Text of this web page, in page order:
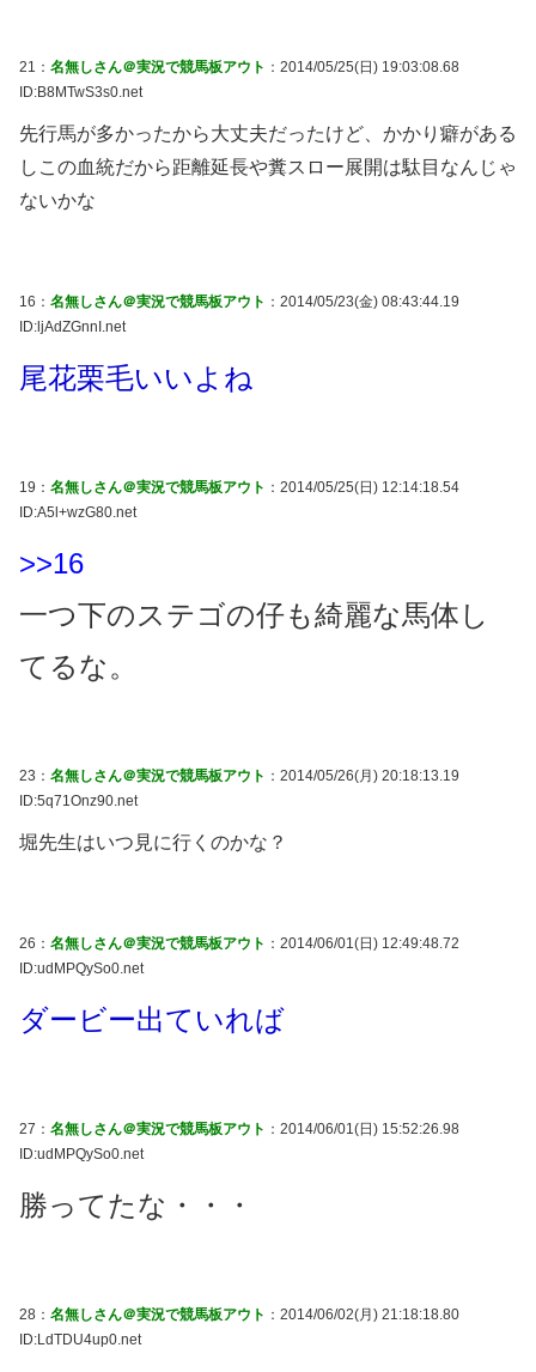
21： 名無しさん＠実況で競馬板アウト ：2014/05/25(日) 19:03:08.68
ID:B8MTwS3s0.net
先行馬が多かったから大丈夫だったけど、かかり癖がある
しこの血統だから距離延長や糞スロー展開は駄目なんじゃ
ないかな
16： 名無しさん＠実況で競馬板アウト ：2014/05/23(金) 08:43:44.19
ID:ljAdZGnnI.net
尾花栗毛いいよね
19： 名無しさん＠実況で競馬板アウト ：2014/05/25(日) 12:14:18.54
ID:A5l+wzG80.net
>>16
一つ下のステゴの仔も綺麗な馬体し
てるな。
23： 名無しさん＠実況で競馬板アウト ：2014/05/26(月) 20:18:13.19
ID:5q71Onz90.net
堀先生はいつ見に行くのかな？
26： 名無しさん＠実況で競馬板アウト ：2014/06/01(日) 12:49:48.72
ID:udMPQySo0.net
ダービー出ていれば
27： 名無しさん＠実況で競馬板アウト ：2014/06/01(日) 15:52:26.98
ID:udMPQySo0.net
勝ってたな・・・
28： 名無しさん＠実況で競馬板アウト ：2014/06/02(月) 21:18:18.80
ID:LdTDU4up0.net